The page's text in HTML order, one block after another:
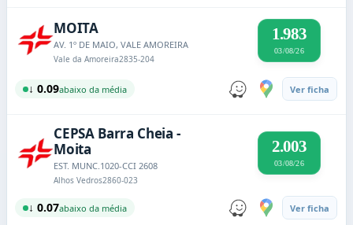
MOITA
AV. 1º DE MAIO, VALE AMOREIRA
Vale da Amoreira2835-204
1.983
03/08/26
↓ 0.09abaixo da média Ver ficha
CEPSA Barra Cheia -
Moita
EST. MUNC.1020-CCI 2608
Alhos Vedros2860-023
2.003
03/08/26
↓ 0.07abaixo da média Ver ficha